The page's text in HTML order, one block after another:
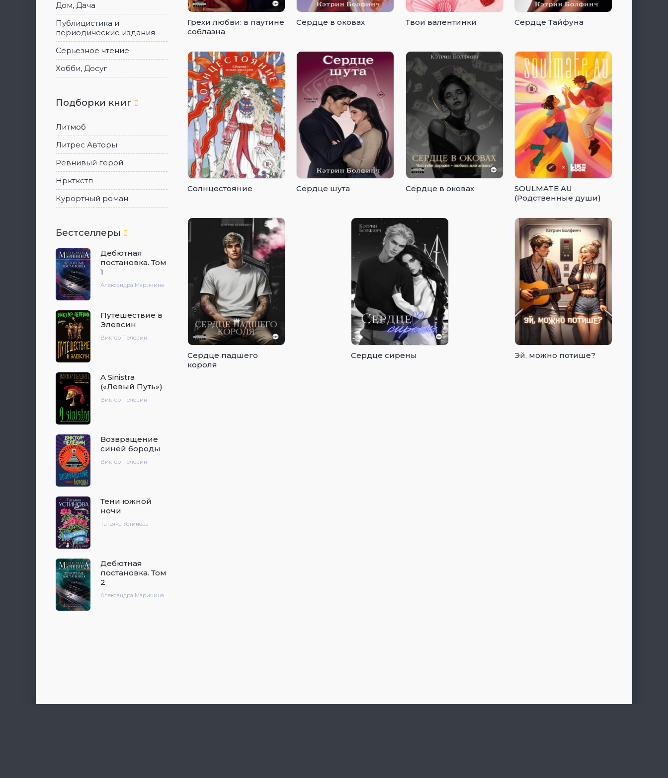
Дом, Дача
Публицистика и
периодические издания
Серьезное чтение
Хобби, Досуг
Подборки книг
Литмоб
Литрес Авторы
Ревнивый герой
Нркткстп
Курортный роман
Бестселлеры
Дебютная
постановка. Том
1
Александра Маринина
Путешествие в
Элевсин
Виктор Пелевин
A Sinistra
(«Левый Путь»)
Виктор Пелевин
Возвращение
синей бороды
Виктор Пелевин
Тени южной
ночи
Татьяна Устинова
Дебютная
постановка. Том
2
Александра Маринина
Грехи любви: в паутине
соблазна
Сердце в оковах Твои валентинки Сердце Тайфуна
Солнцестояние Сердце шута Сердце в оковах
SOULMATE AU
(Родственные души)
Сердце падшего
короля
Сердце сирены Эй, можно потише?